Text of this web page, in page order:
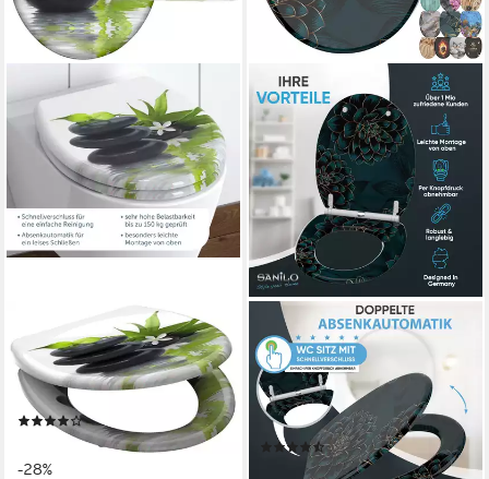
WC-Sitz Jasmin, Duroplast,
Absenkautomatik,
Schnellverschluss, Motivdruck
(31)
UVP42,99 €
-28%
SANILO
WC-Sitz mit Absenkautomatik,
viele Toilettendeckel direkt
vom Hersteller, hochwertig &
modern, universell, leichte
Montage (1635)
59,99 € UVP69,99 €